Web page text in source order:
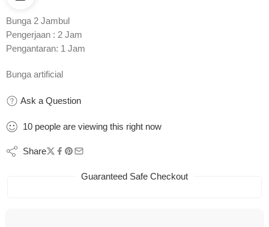
Bunga 2 Jambul
Pengerjaan : 2 Jam
Pengantaran: 1 Jam
Bunga artificial
Ask a Question
10 people are viewing this right now
Share
Guaranteed Safe Checkout